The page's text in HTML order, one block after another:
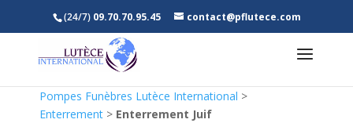
(24/7) 09.70.70.95.45 contact@pflutece.com
Pompes Funèbres Lutèce International >
Enterrement > Enterrement Juif